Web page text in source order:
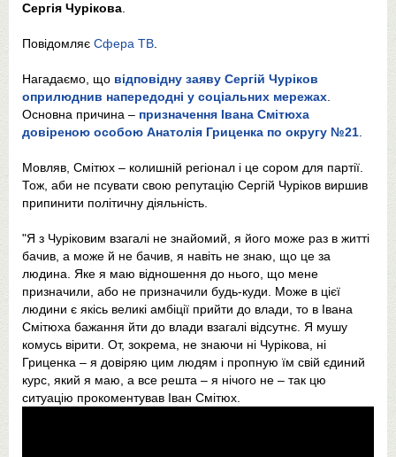
Сергія Чурікова
Повідомляє Сфера ТВ
Нагадаємо, що відповідну заяву Сергій Чуріков
оприлюднив напередодні у соціальних мережах
Основна причина – призначення Івана Смітюха
довіреною особою Анатолія Гриценка по округу №21
Мовляв, Смітюх – колишній регіонал і це сором для партії.
Тож, аби не псувати свою репутацію Сергій Чуріков виршив
припинити політичну діяльність.
"Я з Чуріковим взагалі не знайомий, я його може раз в житті
бачив, а може й не бачив, я навіть не знаю, що це за
людина. Яке я маю відношення до нього, що мене
призначили, або не призначили будь-куди. Може в цієї
людини є якісь великі амбіції прийти до влади, то в Івана
Смітюха бажання йти до влади взагалі відсутнє. Я мушу
комусь вірити. От, зокрема, не знаючи ні Чурікова, ні
Гриценка – я довіряю цим людям і пропную їм свій єдиний
курс, який я маю, а все решта – я нічого не – так цю
ситуацію прокоментував Іван Смітюх.